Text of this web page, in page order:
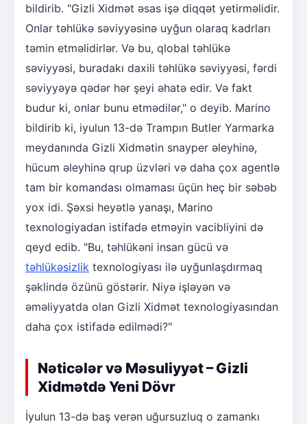
bildirib. "Gizli Xidmət əsas işə diqqət yetirməlidir.
Onlar təhlükə səviyyəsinə uyğun olaraq kadrları
təmin etməlidirlər. Və bu, qlobal təhlükə
səviyyəsi, buradakı daxili təhlükə səviyyəsi, fərdi
səviyyəyə qədər hər şeyi əhatə edir. Və fakt
budur ki, onlar bunu etmədilər," o deyib. Marino
bildirib ki, iyulun 13-də Trampın Butler Yarmarka
meydanında Gizli Xidmətin snayper əleyhinə,
hücum əleyhinə qrup üzvləri və daha çox agentlə
tam bir komandası olmaması üçün heç bir səbəb
yox idi. Şəxsi heyətlə yanaşı, Marino
texnologiyadan istifadə etməyin vacibliyini də
qeyd edib. "Bu, təhlükəni insan gücü və
təhlükəsizlik texnologiyası ilə uyğunlaşdırmaq
şəklində özünü göstərir. Niyə işləyən və
əməliyyatda olan Gizli Xidmət texnologiyasından
daha çox istifadə edilmədi?"
Nəticələr və Məsuliyyət – Gizli
Xidmətdə Yeni Dövr
İyulun 13-də baş verən uğursuzluq o zamankı